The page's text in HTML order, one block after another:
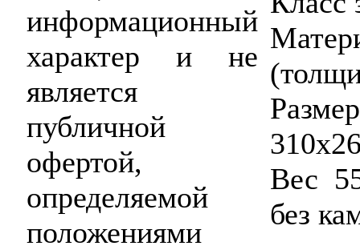
информационный
характер и не
является
публичной
офертой,
определяемой
положениями
Вес
без